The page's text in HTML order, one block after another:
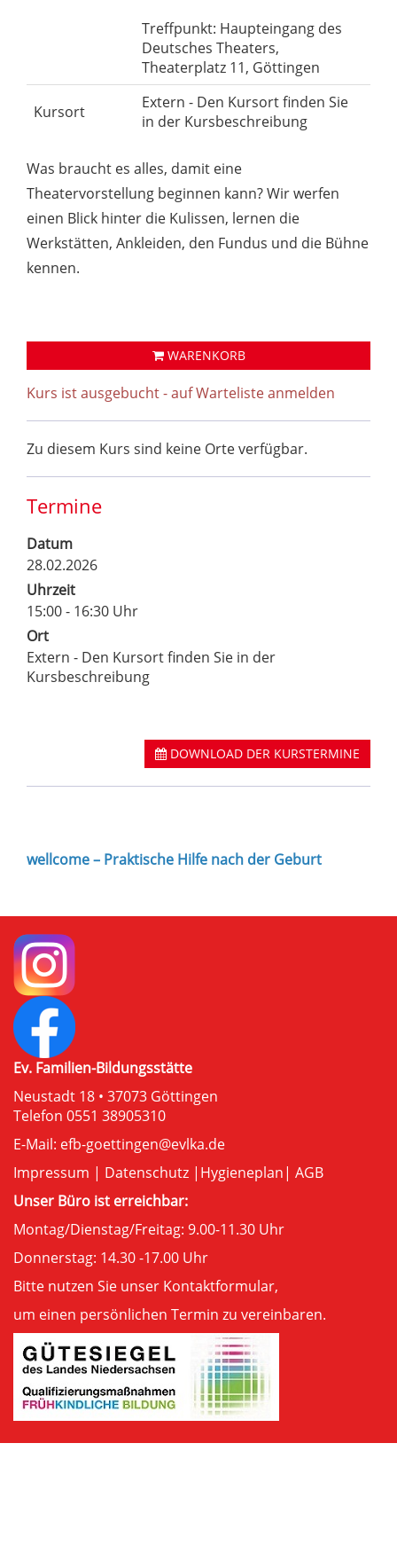
Treffpunkt: Haupteingang des
Deutsches Theaters,
Theaterplatz 11, Göttingen
Kursort
Extern - Den Kursort finden Sie
in der Kursbeschreibung
Was braucht es alles, damit eine
Theatervorstellung beginnen kann? Wir werfen
einen Blick hinter die Kulissen, lernen die
Werkstätten, Ankleiden, den Fundus und die Bühne
kennen.
WARENKORB
Kurs ist ausgebucht - auf Warteliste anmelden
Zu diesem Kurs sind keine Orte verfügbar.
Termine
Datum
28.02.2026
Uhrzeit
15:00 - 16:30 Uhr
Ort
Extern - Den Kursort finden Sie in der
Kursbeschreibung
DOWNLOAD DER KURSTERMINE
wellcome – Praktische Hilfe nach der Geburt
Ev. Familien-Bildungsstätte
Neustadt 18 • 37073 Göttingen
Telefon 0551 38905310
E-Mail: efb-goettingen@evlka.de
Impressum | Datenschutz | Hygieneplan| AGB
Unser Büro ist erreichbar:
Montag/Dienstag/Freitag: 9.00-11.30 Uhr
Donnerstag: 14.30 -17.00 Uhr
Bitte nutzen Sie unser Kontaktformular,
um einen persönlichen Termin zu vereinbaren.